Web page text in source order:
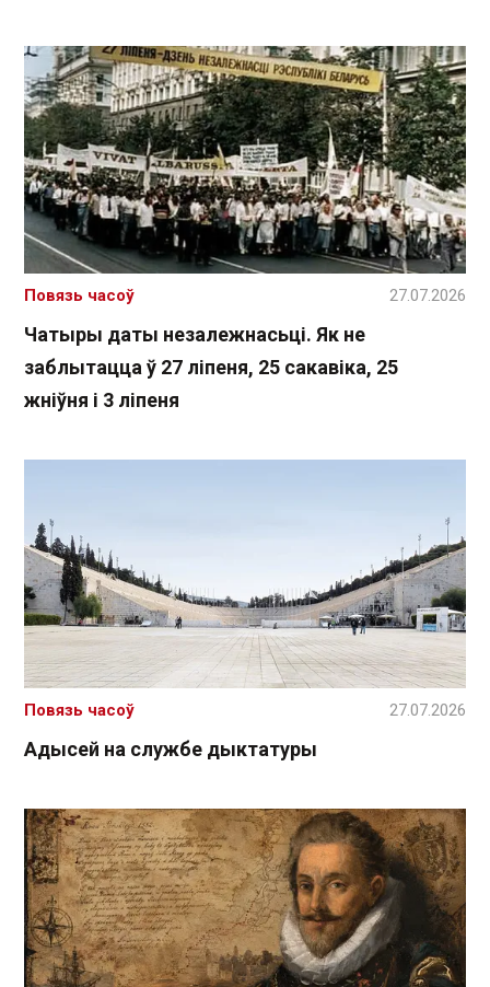
Чатыры даты незалежнасьці. Як не
заблытацца ў 27 ліпеня, 25 сакавіка, 25
жніўня і 3 ліпеня
Повязь часоў 27.07.2026
Адысей на службе дыктатуры
Повязь часоў 27.07.2026